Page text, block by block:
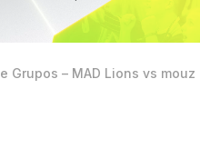
Grupos – MAD Lions vs mouz